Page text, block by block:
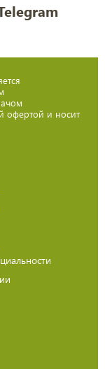
офертой и носит